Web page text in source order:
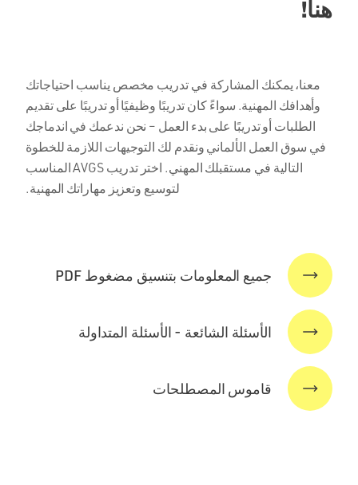
هنا!
معنا، يمكنك المشاركة في تدريب مخصص يناسب احتياجاتك
وأهدافك المهنية. سواءً كان تدريبًا وظيفيًا أو تدريبًا على تقديم
الطلبات أو تدريبًا على بدء العمل – نحن ندعمك في اندماجك
في سوق العمل الألماني ونقدم لك التوجيهات اللازمة للخطوة
التالية في مستقبلك المهني. اختر تدريب AVGS المناسب
لتوسيع وتعزيز مهاراتك المهنية.
جميع المعلومات بتنسيق مضغوط PDF
الأسئلة الشائعة - الأسئلة المتداولة
قاموس المصطلحات